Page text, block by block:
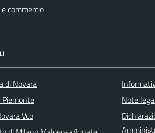
commercio
di Novara
Piemonte
Vco
Note